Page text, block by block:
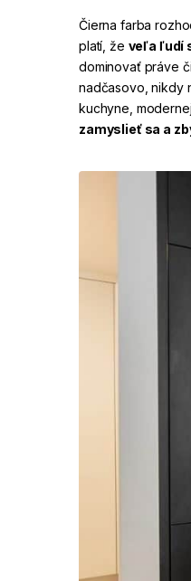
Čierna farba
platí, že veľa ľudí
dominovať práve
nadčasovo, nikdy
kuchyne,
zamyslieť sa a